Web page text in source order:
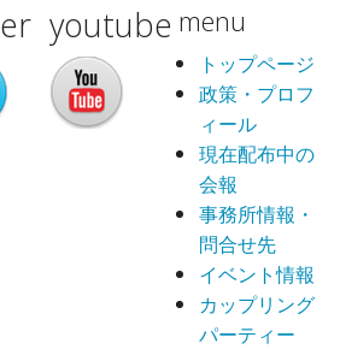
youtube menu
トップページ
政策・プロフ
ィール
現在配布中の
会報
事務所情報・
問合せ先
イベント情報
カップリング
パーティー